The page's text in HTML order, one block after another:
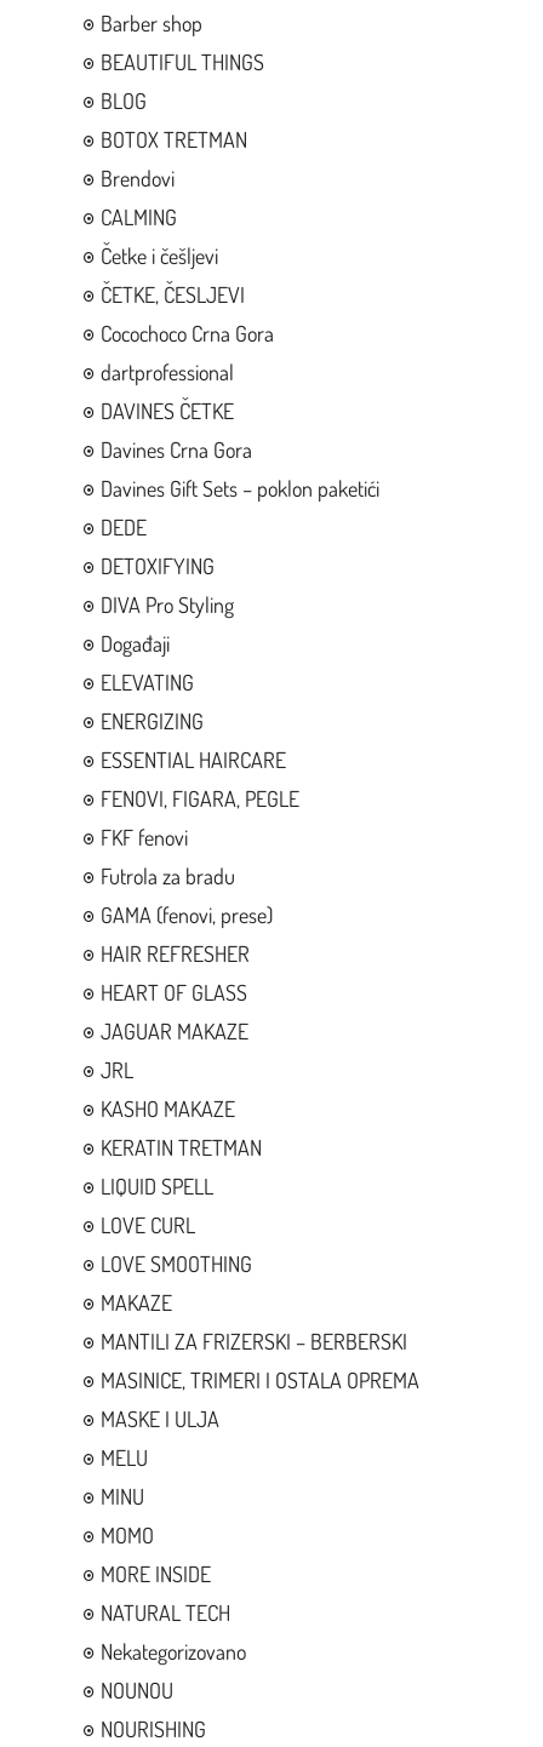
Barber shop
BEAUTIFUL THINGS
BLOG
BOTOX TRETMAN
Brendovi
CALMING
Četke i češljevi
ČETKE, ČESLJEVI
Cocochoco Crna Gora
dartprofessional
DAVINES ČETKE
Davines Crna Gora
Davines Gift Sets – poklon paketići
DEDE
DETOXIFYING
DIVA Pro Styling
Događaji
ELEVATING
ENERGIZING
ESSENTIAL HAIRCARE
FENOVI, FIGARA, PEGLE
FKF fenovi
Futrola za bradu
GAMA (fenovi, prese)
HAIR REFRESHER
HEART OF GLASS
JAGUAR MAKAZE
JRL
KASHO MAKAZE
KERATIN TRETMAN
LIQUID SPELL
LOVE CURL
LOVE SMOOTHING
MAKAZE
MANTILI ZA FRIZERSKI – BERBERSKI
MASINICE, TRIMERI I OSTALA OPREMA
MASKE I ULJA
MELU
MINU
MOMO
MORE INSIDE
NATURAL TECH
Nekategorizovano
NOUNOU
NOURISHING